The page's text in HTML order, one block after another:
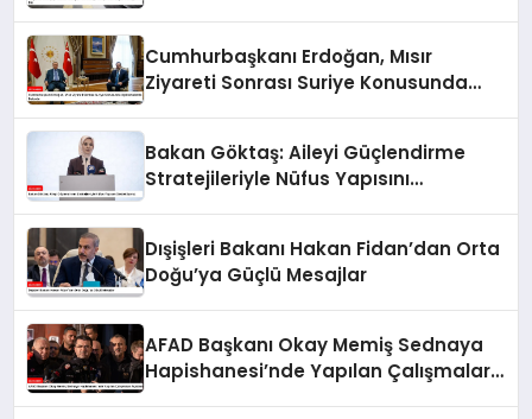
Cumhurbaşkanı Erdoğan, Mısır
Ziyareti Sonrası Suriye Konusunda
Bakan Göktaş: Aileyi Güçlendirme
Stratejileriyle Nüfus Yapısını
Dışişleri Bakanı Hakan Fidan’dan Orta
Doğu’ya Güçlü Mesajlar
AFAD Başkanı Okay Memiş Sednaya
Hapishanesi’nde Yapılan Çalışmaları